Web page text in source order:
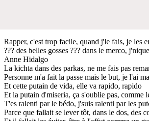
Rapper, c'est trop facile, quand j'le fais, je les
??? des belles gosses ??? dans le merco,
Anne Hidalgo
La kichta dans des parkas, ne me fais pas
Personne m'a fait la passe mais le but, je l'ai
Et cette putain de vida, elle va rapido, rapido
Et la putain d'miseria, ça s'oublie pas, comme
T'es ralenti par le bédo, j'suis ralenti par les
Parce que fallait se lever tôt, dans le dos, des